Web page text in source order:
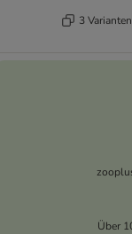
3 Varianten
Über